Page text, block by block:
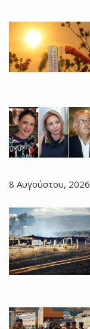
8 Αυγούστου, 2026